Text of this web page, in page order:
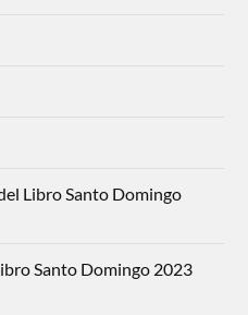
Libro Santo Domingo
Santo Domingo 2023